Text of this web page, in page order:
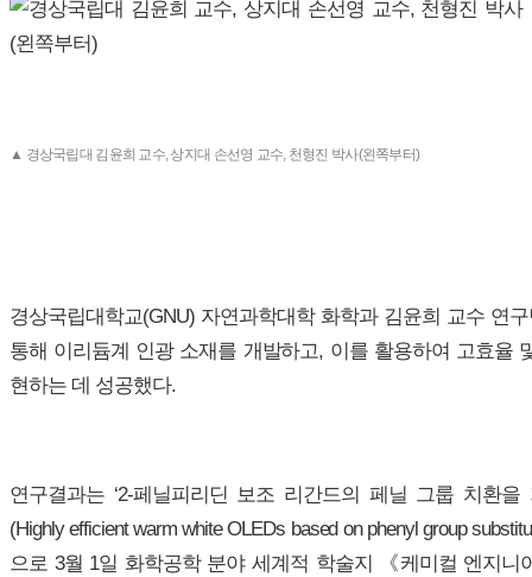
▲ 경상국립대 김윤희 교수, 상지대 손선영 교수, 천형진 박사(왼쪽부터)
경상국립대학교(GNU) 자연과학대학 화학과 김윤희 교수 연
통해 이리듐계 인광 소재를 개발하고, 이를 활용하여 고효율
현하는 데 성공했다.
연구결과는 ‘2-페닐피리딘 보조 리간드의 페닐 그룹 치환
(Highly efficient warm white OLEDs based on phenyl group
으로 3월 1일 화학공학 분야 세계적 학술지 《케미컬 엔지니